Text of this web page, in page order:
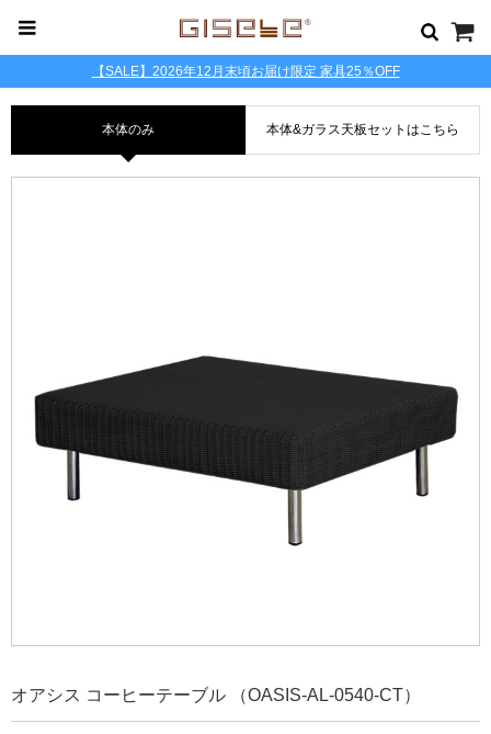
【SALE】2026年12月末頃お届け限定 家具25％OFF
本体のみ 本体&ガラス天板セットはこちら
オアシス コーヒーテーブル （OASIS-AL-0540-CT）